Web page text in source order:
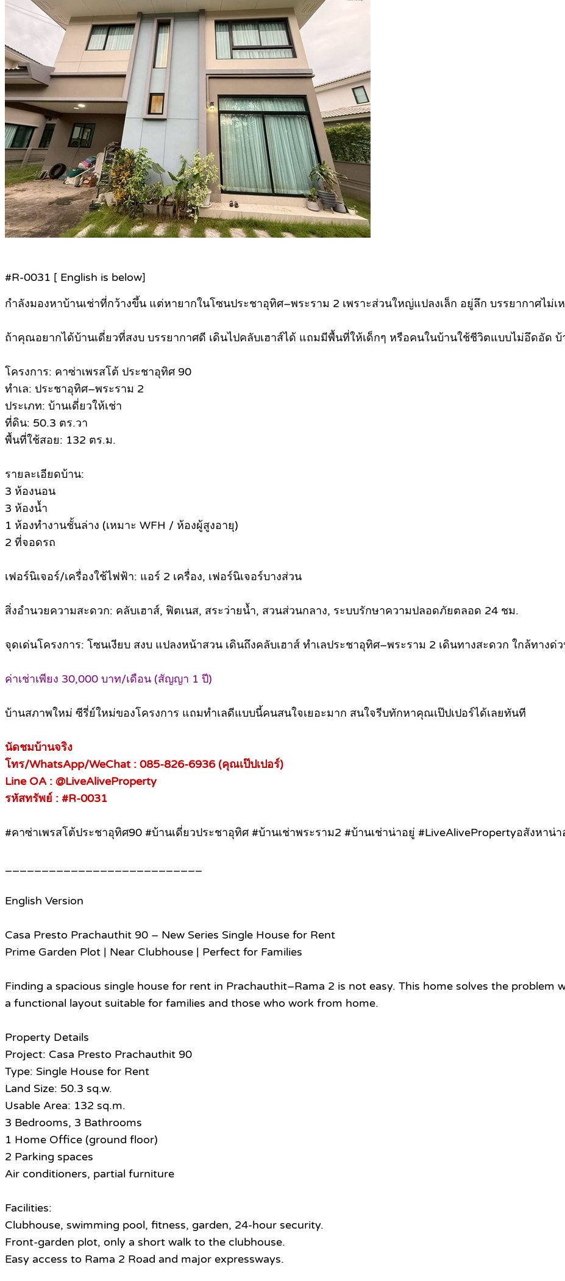
#R-0031 [ English is below]
กำลังมองหาบ้านเช่าที่กว้างขึ้น แต่หายากในโซนประชาอุทิศ–พระราม 2 เพราะส่วนใหญ่แปลงเล็ก อยู่ลึก บรรยากาศไม่
ถ้าคุณอยากได้บ้านเดี่ยวที่สงบ บรรยากาศดี เดินไปคลับเฮาส์ได้ แถมมีพื้นที่ให้เด็กๆ หรือคนในบ้านใช้ชีวิตแบบไม่อึดอัด บ้
โครงการ: คาซ่าเพรสโต้ ประชาอุทิศ 90
ทำเล: ประชาอุทิศ–พระราม 2
ประเภท: บ้านเดี่ยวให้เช่า
ที่ดิน: 50.3 ตร.วา
พื้นที่ใช้สอย: 132 ตร.ม.
รายละเอียดบ้าน:
3 ห้องนอน
3 ห้องน้ำ
1 ห้องทำงานชั้นล่าง (เหมาะ WFH / ห้องผู้สูงอายุ)
2 ที่จอดรถ
เฟอร์นิเจอร์/เครื่องใช้ไฟฟ้า: แอร์ 2 เครื่อง, เฟอร์นิเจอร์บางส่วน
สิ่งอำนวยความสะดวก: คลับเฮาส์, ฟิตเนส, สระว่ายน้ำ, สวนส่วนกลาง, ระบบรักษาความปลอดภัยตลอด 24 ชม.
จุดเด่นโครงการ: โซนเงียบ สงบ แปลงหน้าสวน เดินถึงคลับเฮาส์ ทำเลประชาอุทิศ–พระราม 2 เดินทางสะดวก ใกล้ทาง
ค่าเช่าเพียง 30,000 บาท/เดือน (สัญญา 1 ปี)
บ้านสภาพใหม่ ซีรี่ย์ใหม่ของโครงการ แถมทำเลดีแบบนี้คนสนใจเยอะมาก สนใจรีบทักหาคุณเป๊ปเปอร์ได้เลยทันที
นัดชมบ้านจริง
โทร/WhatsApp/WeChat : 085-826-6936 (คุณเป๊ปเปอร์)
Line OA : @LiveAliveProperty
รหัสทรัพย์ : #R-0031
#คาซ่าเพรสโต้ประชาอุทิศ90 #บ้านเดี่ยวประชาอุทิศ #บ้านเช่าพระราม2 #บ้านเช่าน่าอยู่ #LiveAlivePropertyอสังหาน่า
English Version
Casa Presto Prachauthit 90 – New Series Single House for Rent
Prime Garden Plot | Near Clubhouse | Perfect for Families
Finding a spacious single house for rent in Prachauthit–Rama 2 is not easy. This home solves the problem
a functional layout suitable for families and those who work from home.
Property Details
Project: Casa Presto Prachauthit 90
Type: Single House for Rent
Land Size: 50.3 sq.w.
Usable Area: 132 sq.m.
3 Bedrooms, 3 Bathrooms
1 Home Office (ground floor)
2 Parking spaces
Air conditioners, partial furniture
Facilities:
Clubhouse, swimming pool, fitness, garden, 24-hour security.
Front-garden plot, only a short walk to the clubhouse.
Easy access to Rama 2 Road and major expressways.